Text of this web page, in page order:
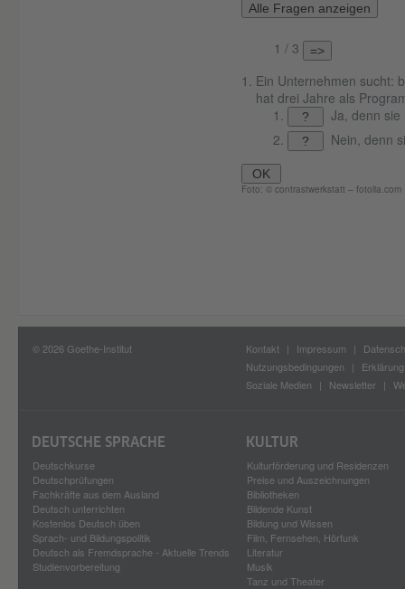
Alle Fragen anzeigen
1 / 3 =>
Ein Unternehmen sucht:
hat drei Jahre als
? Ja, denn sie
? Nein, denn
OK
Foto: © contrastwerkstatt – fotolia.com
© 2026 Goethe-Institut Kontakt Impressum
Nutzungsbedingungen
Soziale Medien
Newsletter
DEUTSCHE SPRACHE
Deutschkurse
Deutschprüfungen
Fachkräfte aus dem Ausland
Deutsch unterrichten
Kostenlos Deutsch üben
Sprach- und Bildungspolitik
Deutsch als Fremdsprache - Aktuelle Trends
Studienvorbereitung
KULTUR
Kulturförderung und Residenzen
Preise und Auszeichnungen
Bibliotheken
Bildende Kunst
Bildung und Wissen
Film, Fernsehen, Hörfunk
Literatur
Musik
Tanz und Theater